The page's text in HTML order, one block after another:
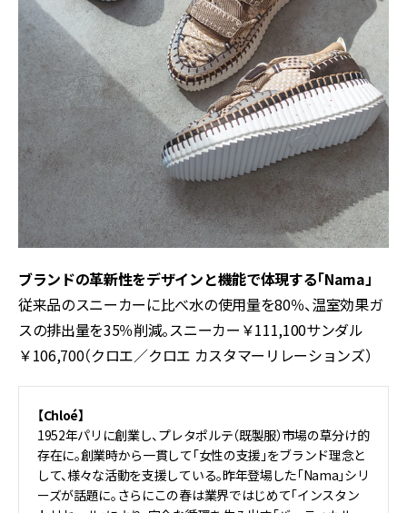
ブランドの革新性をデザインと機能で体現する「Nama」
従来品のスニーカーに比べ水の使用量を80％、温室効果ガ
スの排出量を35％削減。スニーカー￥111,100サンダル
￥106,700（クロエ／クロエ カスタマーリレーションズ）
【Chloé】
1952年パリに創業し、プレタポルテ（既製服）市場の草分け的
存在に。創業時から一貫して「女性の支援」をブランド理念と
して、様々な活動を支援している。昨年登場した「Nama」シリ
ーズが話題に。さらにこの春は業界ではじめて「インスタン